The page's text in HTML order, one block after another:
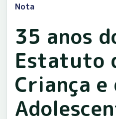
Nota
35 anos
Estatuto
Criança e